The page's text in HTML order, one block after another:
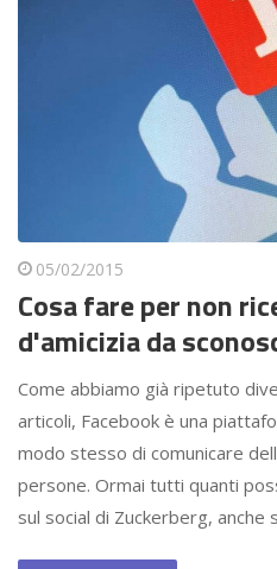
05/02/2015
Cosa fare per non
d'amicizia da
Come abbiamo già ripetuto
articoli, Facebook è una
modo stesso di comunicare
persone. Ormai tutti quanti
sul social di Zuckerberg, anche